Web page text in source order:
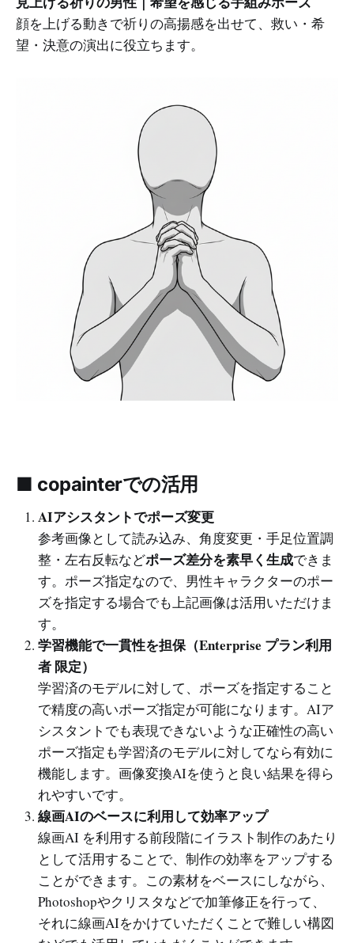
顔を上げる動きで祈りの高揚感を出せて、救い・希
望・決意の演出に役立ちます。
■ copainterでの活用
AIアシスタントでポーズ変更
参考画像として読み込み、角度変更・手足位置調
整・左右反転などポーズ差分を素早く生成できま
す。ポーズ指定なので、男性キャラクターのポー
ズを指定する場合でも上記画像は活用いただけま
す。
学習機能で一貫性を担保（Enterprise プラン利用
者 限定）
学習済のモデルに対して、ポーズを指定すること
で精度の高いポーズ指定が可能になります。AIア
シスタントでも表現できないような正確性の高い
ポーズ指定も学習済のモデルに対してなら有効に
機能します。画像変換AIを使うと良い結果を得ら
れやすいです。
線画AIのベースに利用して効率アップ
線画AI を利用する前段階にイラスト制作のあたり
として活用することで、制作の効率をアップする
ことができます。この素材をベースにしながら、
Photoshopやクリスタなどで加筆修正を行って、
それに線画AIをかけていただくことで難しい構図